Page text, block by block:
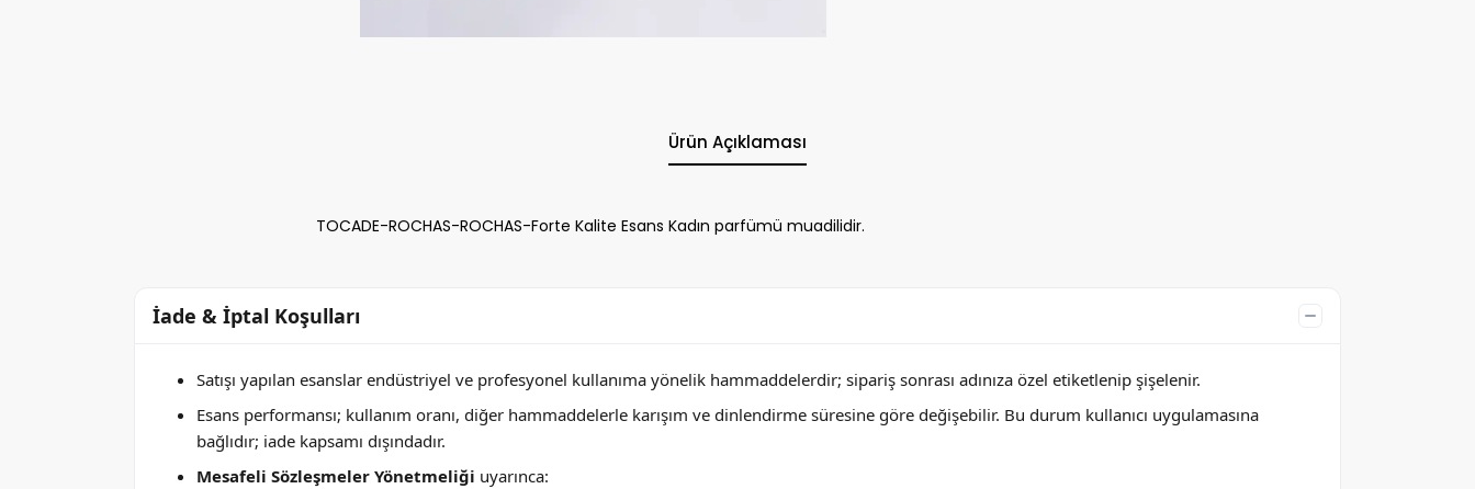
Ürün Açıklaması
TOCADE-ROCHAS-ROCHAS-Forte Kalite Esans Kadın parfümü muadilidir.
İade & İptal Koşulları
Satışı yapılan esanslar endüstriyel ve profesyonel kullanıma yönelik hammaddelerdir; sipariş sonrası adınıza özel etiketlenip şişelenir.
Esans performansı; kullanım oranı, diğer hammaddelerle karışım ve dinlendirme süresine göre değişebilir. Bu durum kullanıcı uygulamasına
bağlıdır; iade kapsamı dışındadır.
Mesafeli Sözleşmeler Yönetmeliği uyarınca: